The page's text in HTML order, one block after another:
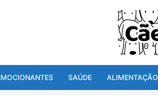
SAÚDE ALIMENTAÇÃO